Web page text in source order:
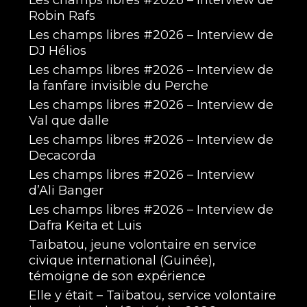
Robin Rafs
Les champs libres #2026 – Interview de
DJ Hélios
Les champs libres #2026 – Interview de
la fanfare invisible du Perche
Les champs libres #2026 – Interview de
Val que dalle
Les champs libres #2026 – Interview de
Decacorda
Les champs libres #2026 – Interview
d’Ali Banger
Les champs libres #2026 – Interview de
Dafra Keita et Luis
Taïbatou, jeune volontaire en service
civique international (Guinée),
témoigne de son expérience
Elle y était – Taïbatou, service volontaire